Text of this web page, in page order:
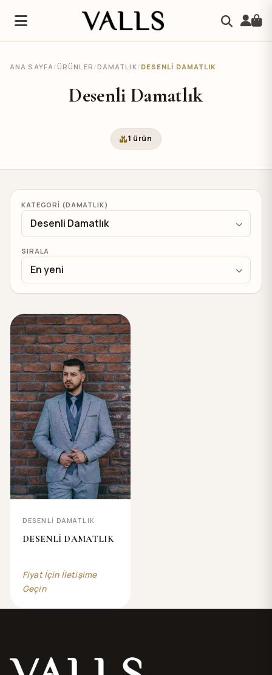
ANA SAYFA / ÜRÜNLER / DAMATLIK/ DESENLI DAMATLIK
Desenli Damatlık
1 ürün
KATEGORI (DAMATLIK)
SIRALA
DESENLİ DAMATLIK
DESENLİ DAMATLIK
Fiyat İçin İletişime
Geçin
Valls® — site haritası ve iletişim